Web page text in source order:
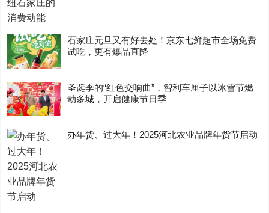
石家庄元旦又有好去处！京东七鲜超市全场免费
试吃，更有爆品直降
圣诞季的“红色交响曲”，智利车厘子以冰雪节燃
动多城，开启健康节日季
办年货、过大年！2025河北农业品牌年货节启动